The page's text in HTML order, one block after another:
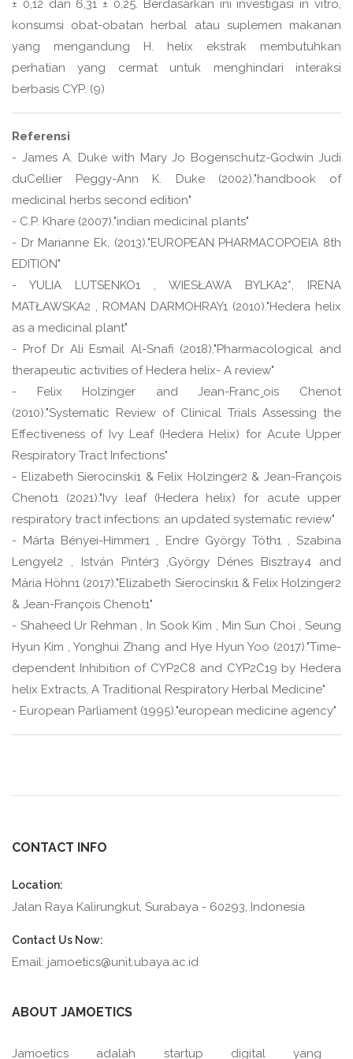
± 0,12 dan 6,31 ± 0,25. Berdasarkan ini investigasi in vitro,
konsumsi obat-obatan herbal atau suplemen makanan
yang mengandung H. helix ekstrak membutuhkan
perhatian yang cermat untuk menghindari interaksi
berbasis CYP. (9)
Referensi
- James A. Duke with Mary Jo Bogenschutz-Godwin Judi
duCellier Peggy-Ann K. Duke (2002)."handbook of
medicinal herbs second edition"
- C.P. Khare (2007)."indian medicinal plants"
- Dr Marianne Ek, (2013)."EUROPEAN PHARMACOPOEIA 8th
EDITION"
- YULIA LUTSENKO1 , WIESŁAWA BYLKA2*, IRENA
MATŁAWSKA2 , ROMAN DARMOHRAY1 (2010)."Hedera helix
as a medicinal plant"
- Prof Dr Ali Esmail Al-Snafi (2018)."Pharmacological and
therapeutic activities of Hedera helix- A review"
- Felix Holzinger and Jean-Franc¸ois Chenot
(2010)."Systematic Review of Clinical Trials Assessing the
Effectiveness of Ivy Leaf (Hedera Helix) for Acute Upper
Respiratory Tract Infections"
- Elizabeth Sierocinski1 & Felix Holzinger2 & Jean-François
Chenot1 (2021)."Ivy leaf (Hedera helix) for acute upper
respiratory tract infections: an updated systematic review"
- Márta Bényei-Himmer1 , Endre György Tóth1 , Szabina
Lengyel2 , István Pintér3 ,György Dénes Bisztray4 and
Mária Höhn1 (2017)."Elizabeth Sierocinski1 & Felix Holzinger2
& Jean-François Chenot1"
- Shaheed Ur Rehman , In Sook Kim , Min Sun Choi , Seung
Hyun Kim , Yonghui Zhang and Hye Hyun Yoo (2017)."Time-
dependent Inhibition of CYP2C8 and CYP2C19 by Hedera
helix Extracts, A Traditional Respiratory Herbal Medicine"
- European Parliament (1995)."european medicine agency"
CONTACT INFO
Location:
Jalan Raya Kalirungkut, Surabaya - 60293, Indonesia
Contact Us Now:
Email: jamoetics@unit.ubaya.ac.id
ABOUT JAMOETICS
Jamoetics adalah startup digital yang